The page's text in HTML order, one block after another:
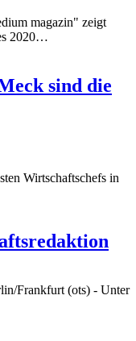
magazin" zeigt
2020…
sind die
Wirtschaftschefs in
Frankfurt (ots) - Unter